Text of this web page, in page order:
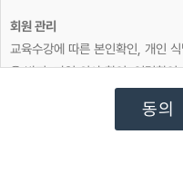
회원 관리
교육수강에 따른 본인확인, 개인
용 방지, 가입 의사 확인, 연령확